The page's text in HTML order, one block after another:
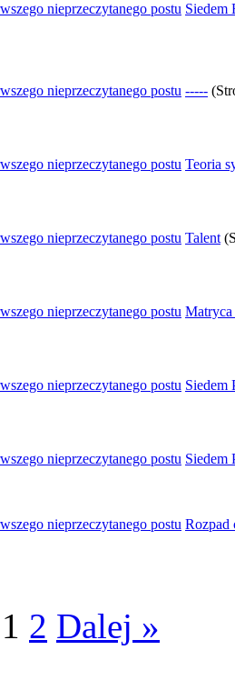
Siedem
-----
Teoria
Talent
Matryca
Siedem
Siedem
Rozpad
1 2 Dalej »